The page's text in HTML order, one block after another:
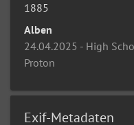
1885
Alben
24.04.2025 - High
Proton
Exif-Metadaten